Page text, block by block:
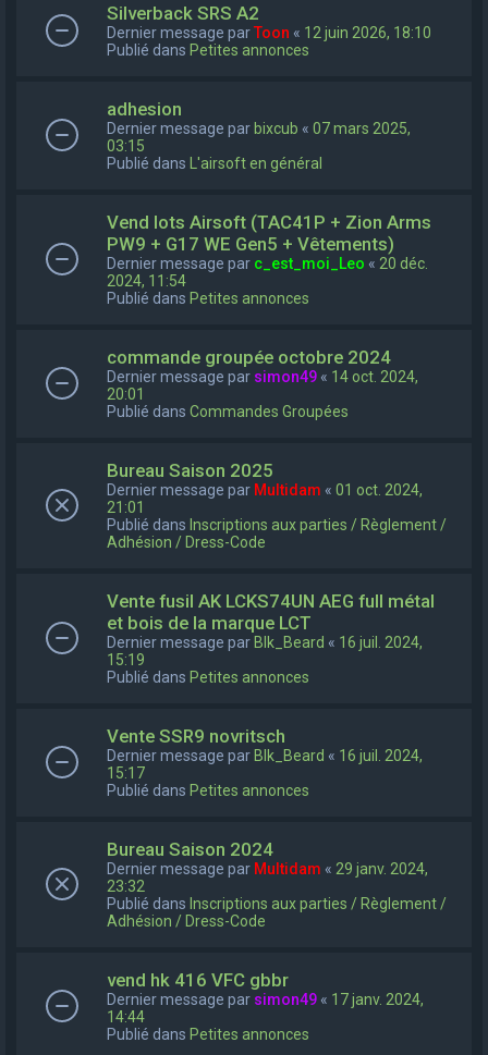
Silverback SRS A2
Dernier message parToon « 12 juin 2026, 18:10
Publié dans Petites annonces
adhesion
Dernier message par bixcub « 07 mars 2025,
03:15
Publié dans
L'airsoft en général
Vend lots Airsoft (TAC41P + Zion Arms
PW9 + G17 WE Gen5 + Vêtements)
Dernier message par c_est_moi_Leo « 20 déc.
2024, 11:54
Publié dans Petites annonces
commande groupée octobre 2024
Dernier message par simon49 « 14 oct. 2024,
20:01
Publié dans Commandes Groupées
Bureau Saison 2025
Dernier message par Multidam « 01 oct. 2024,
21:01
Publié dans Inscriptions aux parties / Règlement /
Adhésion / Dress-Code
Vente fusil AK LCKS74UN AEG full métal
et bois de la marque LCT
Dernier message par Blk_Beard « 16 juil. 2024,
15:19
Publié dans Petites annonces
Vente SSR9 novritsch
Dernier message par Blk_Beard « 16 juil. 2024,
15:17
Publié dans Petites annonces
Bureau Saison 2024
Dernier message par Multidam « 29 janv. 2024,
23:32
Publié dans Inscriptions aux parties / Règlement /
Adhésion / Dress-Code
vend hk 416 VFC gbbr
Dernier message par simon49 « 17 janv. 2024,
14:44
Publié dans Petites annonces